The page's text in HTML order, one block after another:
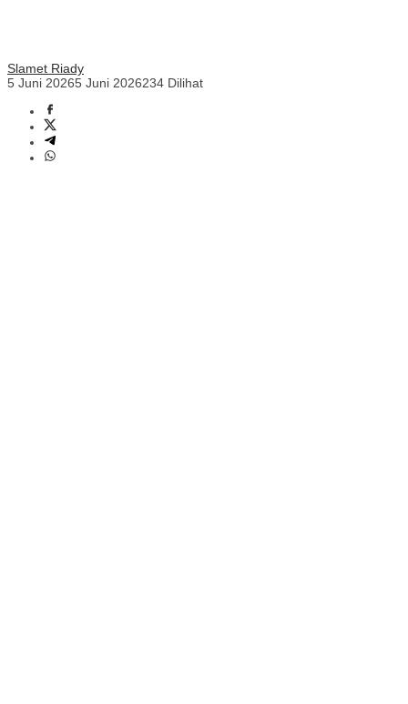
Slamet Riady
5 Juni 20265 Juni 2026234 Dilihat